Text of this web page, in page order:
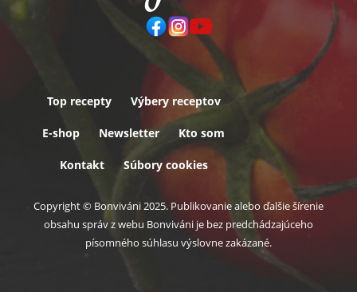
Top recepty Výbery receptov
E-shop Newsletter Kto som
Kontakt Súbory cookies
Copyright © Bonviváni 2025. Publikovanie alebo ďalšie šírenie
obsahu správ z webu Bonviváni je bez predchádzajúceho
písomného súhlasu výslovne zakázané.